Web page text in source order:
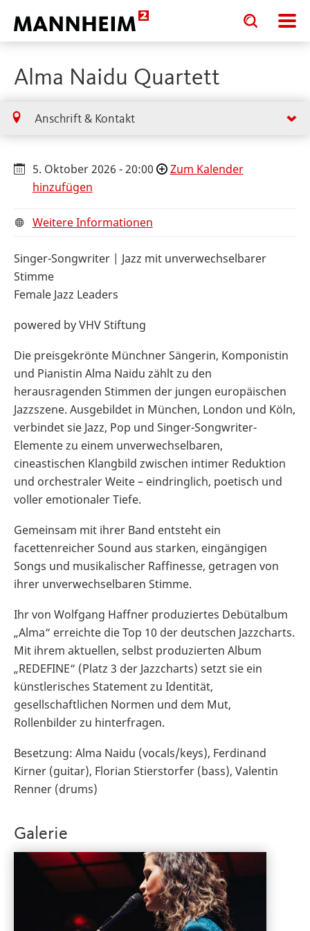
Toggle
search
input
Toggle
search
input
Alma Naidu Quartett
Anschrift & Kontakt
5. Oktober 2026 - 20:00
Zum Kalender
hinzufügen
Weitere Informationen
Singer-Songwriter | Jazz mit unverwechselbarer
Stimme
Female Jazz Leaders
powered by VHV Stiftung
Die preisgekrönte Münchner Sängerin, Komponistin
und Pianistin Alma Naidu zählt zu den
herausragenden Stimmen der jungen europäischen
Jazzszene. Ausgebildet in München, London und Köln,
verbindet sie Jazz, Pop und Singer-Songwriter-
Elemente zu einem unverwechselbaren,
cineastischen Klangbild zwischen intimer Reduktion
und orchestraler Weite – eindringlich, poetisch und
voller emotionaler Tiefe.
Gemeinsam mit ihrer Band entsteht ein
facettenreicher Sound aus starken, eingängigen
Songs und musikalischer Raffinesse, getragen von
ihrer unverwechselbaren Stimme.
Ihr von Wolfgang Haffner produziertes Debütalbum
„Alma“ erreichte die Top 10 der deutschen Jazzcharts.
Mit ihrem aktuellen, selbst produzierten Album
„REDEFINE“ (Platz 3 der Jazzcharts) setzt sie ein
künstlerisches Statement zu Identität,
gesellschaftlichen Normen und dem Mut,
Rollenbilder zu hinterfragen.
Besetzung: Alma Naidu (vocals/keys), Ferdinand
Kirner (guitar), Florian Stierstorfer (bass), Valentin
Renner (drums)
Galerie